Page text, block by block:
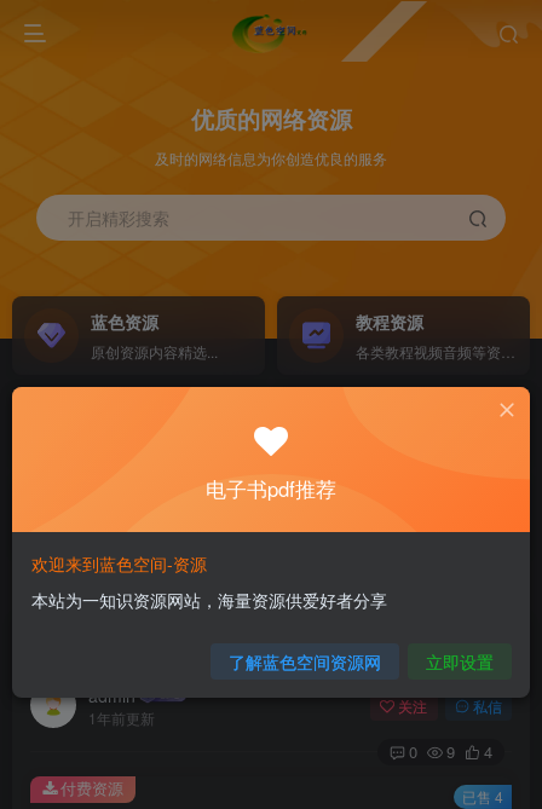
优质的网络资源
及时的网络信息为你创造优良的服务
开启精彩搜索
蓝色资源
原创资源内容精选...
教程资源
计算机 移动设备 软件下载....
电子书籍下载...
首页 电商运营 正文
白凤电商·淘系运营21天速成班(更新4月)
admin
1年前更新
关注 私信
0 9 4
付费资源 已售 4
电子书pdf推荐
欢迎来到蓝色空间-资源
本站为一知识资源网站，海量资源供爱好者分享
了解蓝色空间资源网 立即设置